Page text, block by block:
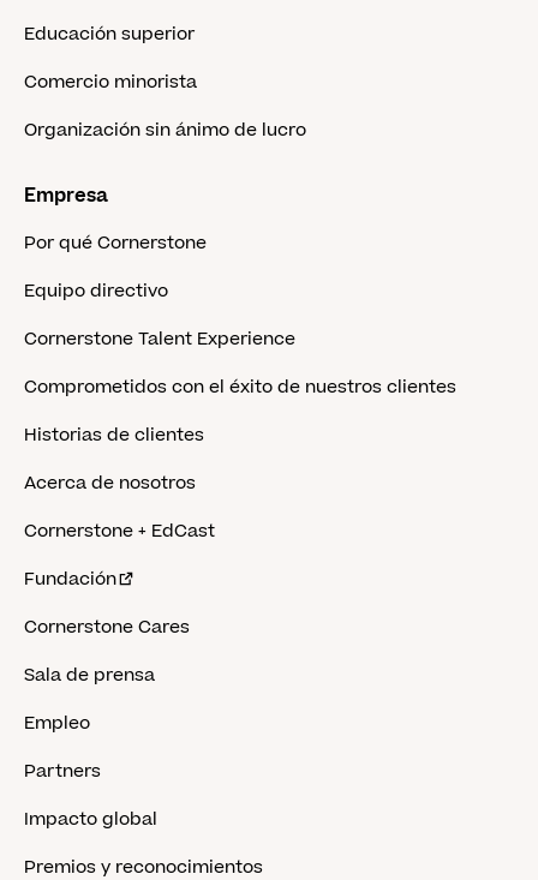
Educación superior
Comercio minorista
Organización sin ánimo de lucro
Empresa
Por qué Cornerstone
Equipo directivo
Cornerstone Talent Experience
Comprometidos con el éxito de nuestros clientes
Historias de clientes
Acerca de nosotros
Cornerstone + EdCast
Fundación
Cornerstone Cares
Sala de prensa
Empleo
Partners
Impacto global
Premios y reconocimientos